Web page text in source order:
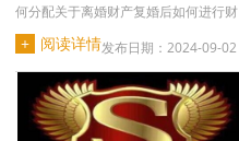
何分配关于离婚财产复婚后如何进行财
富分配的原则如下···
+ 阅读详情发布日期：2024-09-02